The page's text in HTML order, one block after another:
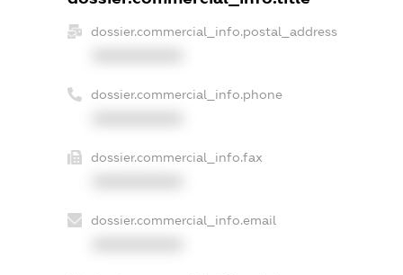
dossier.commercial_info.postal_address
dossier.commercial_info.phone
dossier.commercial_info.fax
dossier.commercial_info.email